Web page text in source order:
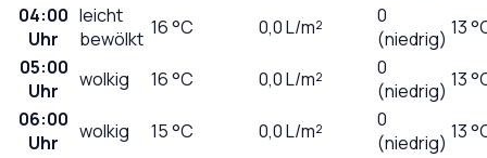
04:00
Uhr
leicht
bewölkt 16°C 0,0L/m²
0
(niedrig) 13
05:00
Uhr
wolkig 16°C 0,0L/m²
0
(niedrig) 13
06:00
Uhr
wolkig 15°C 0,0L/m²
0
(niedrig) 13